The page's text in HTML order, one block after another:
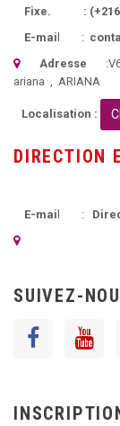
Fixe. :
E-mai l :
Adresse :
ariana , ARIANA
Localisation :
DIRECTION
E-mai l :
SUIVEZ-